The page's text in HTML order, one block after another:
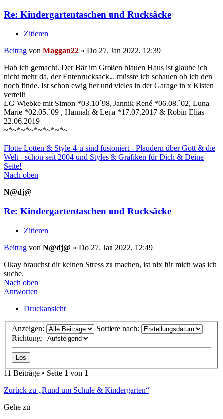
Re: Kindergartentaschen und Rucksäcke
Zitieren
Beitrag von Maggan22 » Do 27. Jan 2022, 12:39
Hab ich gemacht. Der Bär im Großen blauen Haus ist glaube ich
nicht mehr da, der Entenrucksack... müsste ich schauen ob ich den
noch finde. Ist schon ewig her und vieles in der Garage in x Kisten
verteilt
LG Wiebke mit Simon *03.10`98, Jannik René *06.08.`02, Luna
Marie *02.05.`09 , Hannah & Lena *17.07.2017 & Robin Elias
22.06.2019
~*~*~*~*~*~*~*~
Flotte Lotten & Style-4-u sind fusioniert - Plaudern über Gott & die
Welt - schon seit 2004 und Styles & Grafiken für Dich & Deine
Seite!
Nach oben
N@dj@
Re: Kindergartentaschen und Rucksäcke
Zitieren
Beitrag von N@dj@ » Do 27. Jan 2022, 12:49
Okay brauchst dir keinen Stress zu machen, ist nix für mich was ich
suche.
Nach oben
Antworten
Druckansicht
Anzeigen:
Sortiere nach:
Richtung:
11 Beiträge • Seite 1 von 1
Zurück zu „Rund um Schule & Kindergarten“
Gehe zu